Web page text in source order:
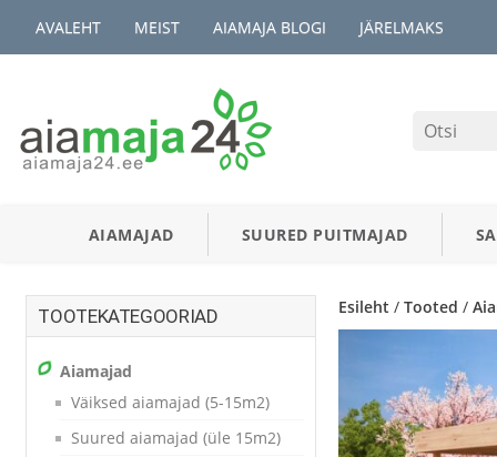
AVALEHT MEIST AIAMAJA BLOGI JÄRELMAKS
AIAMAJAD SUURED PUITMAJAD
Esileht /Tooted /
TOOTEKATEGOORIAD
Aiamajad
Väiksed aiamajad (5-15m2)
Suured aiamajad (üle 15m2)